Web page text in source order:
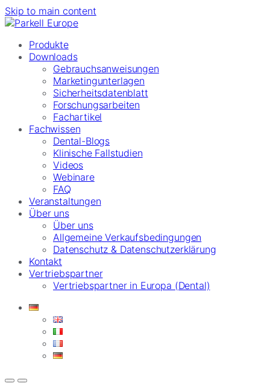
Skip to main content
Produkte
Downloads
Gebrauchsanweisungen
Marketingunterlagen
Sicherheitsdatenblatt
Forschungsarbeiten
Fachartikel
Fachwissen
Dental-Blogs
Klinische Fallstudien
Videos
Webinare
FAQ
Veranstaltungen
Über uns
Über uns
Allgemeine Verkaufsbedingungen
Datenschutz & Datenschutzerklärung
Kontakt
Vertriebspartner
Vertriebspartner in Europa (Dental)